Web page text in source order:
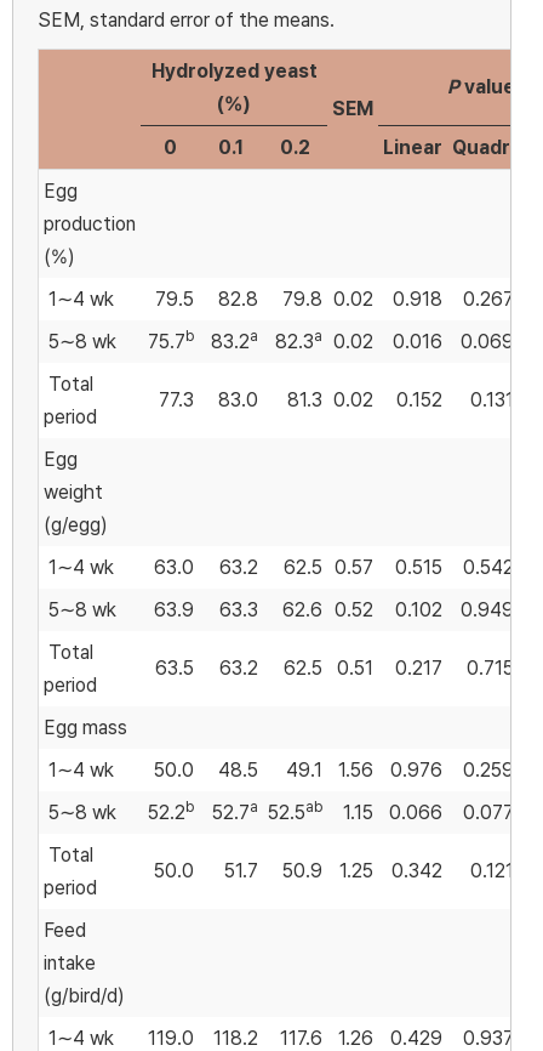
SEM, standard error of the means.
Hydrolyzed yeast
(%)
SEM
Pvalues
0 0.1 0.2 Linear Quadr.
Egg
production
(%)
1∼4 wk
79.5 82.8 79.8 0.02 0.918 0.267
5∼8 wk
75.7b 83.2a 82.3a 0.02 0.016 0.069
Total
period
77.3 83.0 81.3 0.02 0.152 0.131
Egg
weight
(g/egg)
1∼4 wk
63.0 63.2 62.5 0.57 0.515 0.542
5∼8 wk
63.9 63.3 62.6 0.52 0.102 0.949
Total
period
63.5 63.2 62.5 0.51 0.217 0.715
Egg mass
1∼4 wk
50.0 48.5 49.1 1.56 0.976 0.259
5∼8 wk
52.2b 52.7a 52.5ab 1.15 0.066 0.077
Total
period
50.0 51.7 50.9 1.25 0.342 0.121
Feed
intake
(g/bird/d)
1∼4 wk
119.0 118.2 117.6 1.26 0.429 0.937